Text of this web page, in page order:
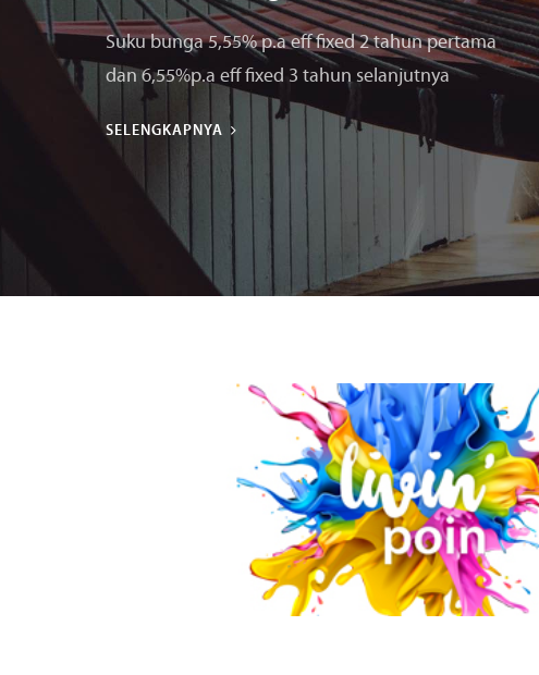
Suku bunga 5,55% p.a eff fixed 2 tahun pertama
dan 6,55%p.a eff fixed 3 tahun selanjutnya
SELENGKAPNYA